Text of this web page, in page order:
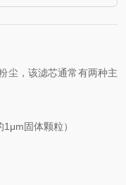
尘，该滤芯通常有两种主
固体颗粒）